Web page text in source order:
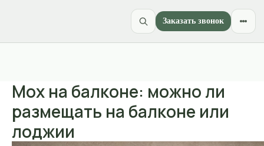
Заказать звонок
Мох на балконе: можно ли
размещать на балконе или
лоджии